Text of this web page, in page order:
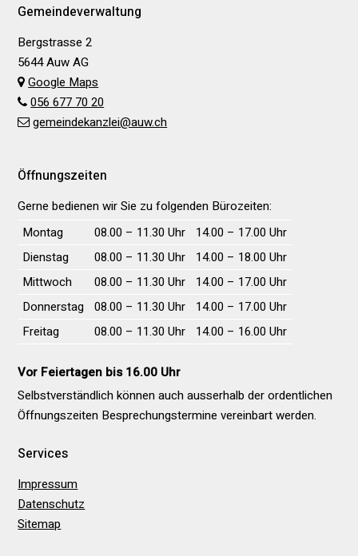
Footer
Gemeindeverwaltung
Bergstrasse 2
5644 Auw AG
Google Maps
056 677 70 20
gemeindekanzlei@auw.ch
Öffnungszeiten
Gerne bedienen wir Sie zu folgenden Bürozeiten:
Wochentag
Vormittag Nachmittag
Montag 08.00 – 11.30 Uhr
14.00 – 17.00 Uhr
Dienstag
08.00 – 11.30 Uhr
14.00 – 18.00 Uhr
Mittwoch
08.00 – 11.30 Uhr
14.00 – 17.00 Uhr
Donnerstag
08.00 – 11.30 Uhr
14.00 – 17.00 Uhr
Freitag
08.00 – 11.30 Uhr 14.00 – 16.00 Uhr
Vor Feiertagen bis 16.00 Uhr
Selbstverständlich können auch ausserhalb der ordentlichen
Öffnungs­zeiten Besprechungs­termine vereinbart werden.
Services
Impressum
Datenschutz
Sitemap